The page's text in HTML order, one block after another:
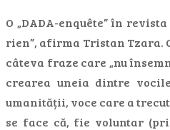
O „DADA-enquête” în
rien”, afirma Tristan Tzara.
câteva fraze care „nu
crearea uneia dintre
umanității, voce care a
se face că, fie voluntar